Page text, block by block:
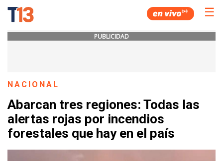
☰
PUBLICIDAD
NACIONAL
Abarcan tres regiones: Todas las
alertas rojas por incendios
forestales que hay en el país